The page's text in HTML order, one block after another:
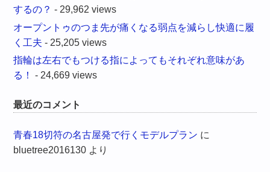
するの？ - 29,962 views
オープントゥのつま先が痛くなる弱点を減らし快適に履
く工夫 - 25,205 views
指輪は左右でもつける指によってもそれぞれ意味があ
る！
- 24,669 views
最近のコメント
青春18切符の名古屋発で行くモデルプラン に
bluetree2016130 より